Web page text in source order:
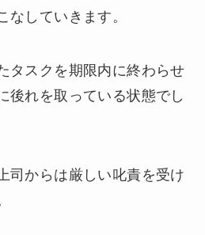
なしていきます。
タスクを期限内に終わらせ
後れを取っている状態でし
司からは厳しい叱責を受け